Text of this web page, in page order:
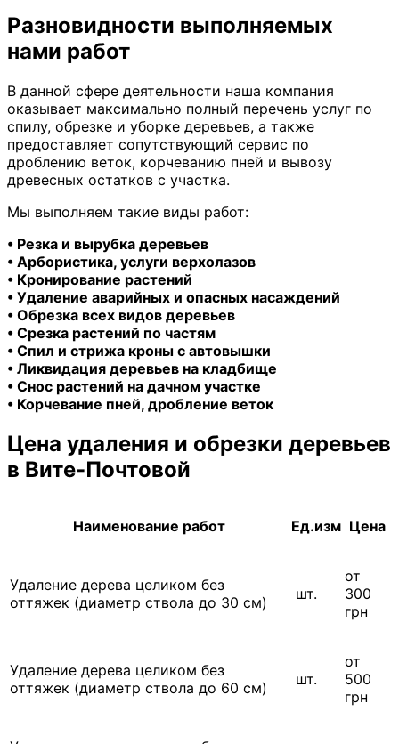
Разновидности выполняемых
нами работ
В данной сфере деятельности наша компания
оказывает максимально полный перечень услуг по
спилу, обрезке и уборке деревьев, а также
предоставляет сопутствующий сервис по
дроблению веток, корчеванию пней и вывозу
древесных остатков с участка.
Мы выполняем такие виды работ:
• Резка и вырубка деревьев
• Арбористика, услуги верхолазов
• Кронирование растений
• Удаление аварийных и опасных насаждений
• Обрезка всех видов деревьев
• Срезка растений по частям
• Спил и стрижа кроны с автовышки
• Ликвидация деревьев на кладбище
• Снос растений на дачном участке
• Корчевание пней, дробление веток
Цена удаления и обрезки деревьев
в Вите-Почтовой
Наименование работ Ед.изм Цена
Удаление дерева целиком без
оттяжек (диаметр ствола до 30 см)
шт.
от
300
грн
Удаление дерева целиком без
оттяжек (диаметр ствола до 60 см)
шт.
от
500
грн